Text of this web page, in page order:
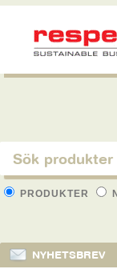
PRODUKTER
NYHETSBREV